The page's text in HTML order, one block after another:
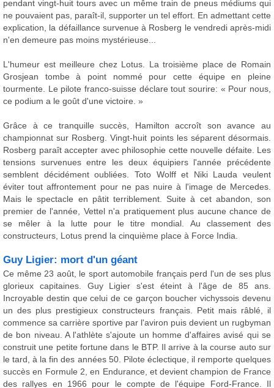
pendant vingt-huit tours avec un même train de pneus médiums qui
ne pouvaient pas, paraît-il, supporter un tel effort. En admettant cette
explication, la défaillance survenue à Rosberg le vendredi après-midi
n'en demeure pas moins mystérieuse...
L'humeur est meilleure chez Lotus. La troisième place de Romain
Grosjean tombe à point nommé pour cette équipe en pleine
tourmente. Le pilote franco-suisse déclare tout sourire: « Pour nous,
ce podium a le goût d'une victoire. »
Grâce à ce tranquille succès, Hamilton accroît son avance au
championnat sur Rosberg. Vingt-huit points les séparent désormais.
Rosberg paraît accepter avec philosophie cette nouvelle défaite. Les
tensions survenues entre les deux équipiers l'année précédente
semblent décidément oubliées. Toto Wolff et Niki Lauda veulent
éviter tout affrontement pour ne pas nuire à l'image de Mercedes.
Mais le spectacle en pâtit terriblement. Suite à cet abandon, son
premier de l'année, Vettel n'a pratiquement plus aucune chance de
se mêler à la lutte pour le titre mondial. Au classement des
constructeurs, Lotus prend la cinquième place à Force India.
Guy Ligier: mort d'un géant
Ce même 23 août, le sport automobile français perd l'un de ses plus
glorieux capitaines. Guy Ligier s'est éteint à l'âge de 85 ans.
Incroyable destin que celui de ce garçon boucher vichyssois devenu
un des plus prestigieux constructeurs français. Petit mais râblé, il
commence sa carrière sportive par l'aviron puis devient un rugbyman
de bon niveau. A l'athlète s'ajoute un homme d'affaires avisé qui se
construit une petite fortune dans le BTP. Il arrive à la course auto sur
le tard, à la fin des années 50. Pilote éclectique, il remporte quelques
succès en Formule 2, en Endurance, et devient champion de France
des rallyes en 1966 pour le compte de l'équipe Ford-France. Il